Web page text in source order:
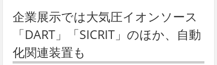
企業展示では大気圧イオンソース
「DART」「SICRIT」のほか、自動
化関連装置も